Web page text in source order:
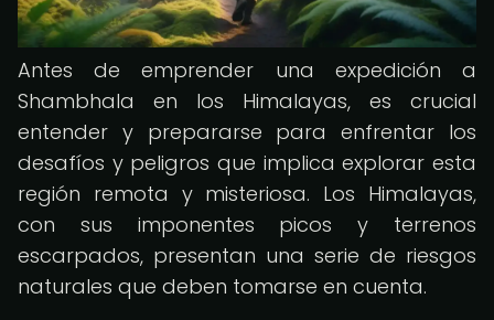
Antes de emprender una expedición a
Shambhala en los Himalayas, es crucial
entender y prepararse para enfrentar los
desafíos y peligros que implica explorar esta
región remota y misteriosa. Los Himalayas,
con sus imponentes picos y terrenos
escarpados, presentan una serie de riesgos
naturales que deben tomarse en cuenta.